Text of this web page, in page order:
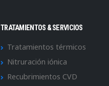
TRATAMIENTOS & SERVICIOS
Tratamientos térmicos
Nitruración iónica
Recubrimientos CVD